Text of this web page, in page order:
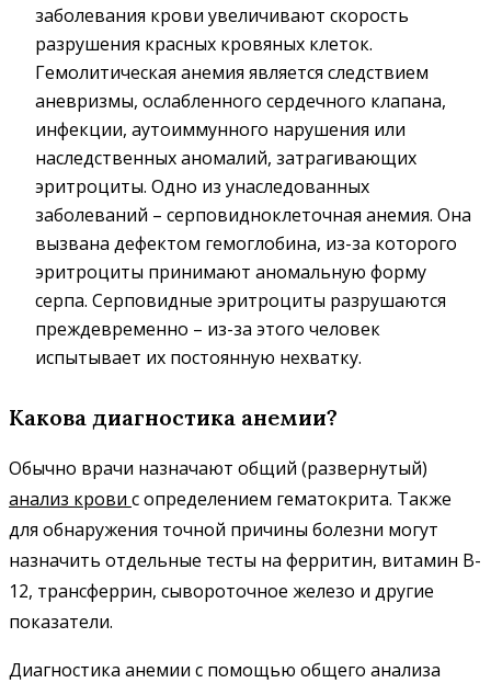
заболевания крови увеличивают скорость
разрушения красных кровяных клеток.
Гемолитическая анемия является следствием
аневризмы, ослабленного сердечного клапана,
инфекции, аутоиммунного нарушения или
наследственных аномалий, затрагивающих
эритроциты. Одно из унаследованных
заболеваний – серповидноклеточная анемия. Она
вызвана дефектом гемоглобина, из-за которого
эритроциты принимают аномальную форму
серпа. Серповидные эритроциты разрушаются
преждевременно – из-за этого человек
испытывает их постоянную нехватку.
Какова диагностика анемии?
Обычно врачи назначают общий (развернутый)
анализ крови с определением гематокрита. Также
для обнаружения точной причины болезни могут
назначить отдельные тесты на ферритин, витамин B-
12, трансферрин, сывороточное железо и другие
показатели.
Диагностика анемии с помощью общего анализа